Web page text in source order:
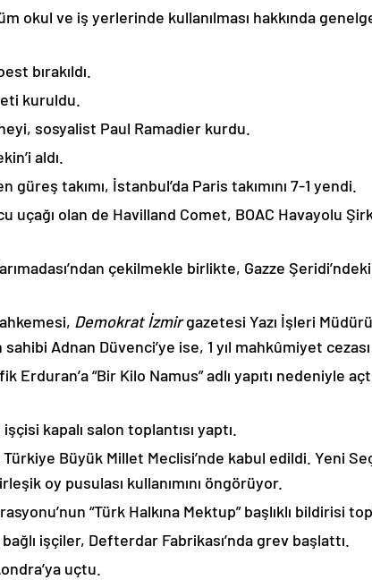
okul ve iş yerlerinde kullanılması hakkında
bırakıldı.
kuruldu.
sosyalist Paul Ramadier kurdu.
aldı.
güreş takımı, İstanbul’da Paris takımını 7-1 yendi.
uçağı olan de Havilland Comet, BOAC Havayolu
çekilmekle birlikte, Gazze
Demokrat İzmirgazetesi Yazı İşleri
sahibi Adnan Düvenci’ye ise, 1 yıl mahkûmiyet
Erduran’a “Bir Kilo Namus” adlı yapıtı nedeniyle
kapalı salon toplantısı yaptı.
Türkiye Büyük Millet Meclisi’nde kabul edildi. Yeni
oy pusulası kullanımını öngörüyor.
“Türk Halkına Mektup” başlıklı bildirisi
bağlı işçiler, Defterdar Fabrikası’nda grev başlattı.
uçtu.